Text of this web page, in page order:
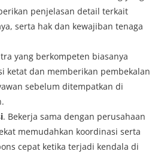
penjelasan detail terkait
serta hak dan kewajiban tenaga
yang berkompeten biasanya
ketat dan memberikan pembekalan
sebelum ditempatkan di
. Bekerja sama dengan perusahaan
memudahkan koordinasi serta
cepat ketika terjadi kendala di